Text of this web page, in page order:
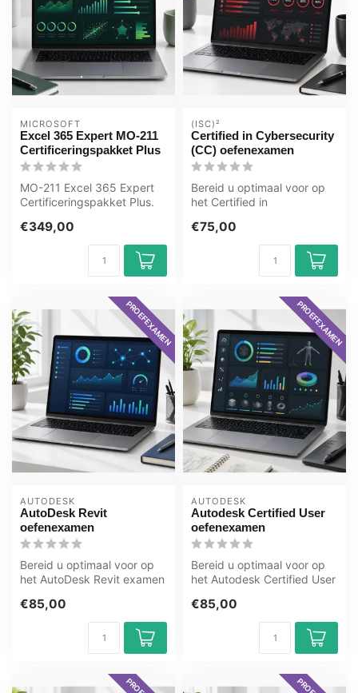
MICROSOFT
Excel 365 Expert MO-211
Certificeringspakket Plus
MO-211 Excel 365 Expert
Certificeringspakket Plus.
proef...
€349,00
(ISC)²
Certified in Cybersecurity
(CC) oefenexamen
Bereid u optimaal voor op
het Certified in
met het GMe...
€75,00
PROEFEXAMEN
AUTODESK
AutoDesk Revit
oefenexamen
Bereid u optimaal voor op
het AutoDesk Revit examen
oefenexamen ...
€85,00
PROEFEXAMEN
AUTODESK
Autodesk Certified User
oefenexamen
Bereid u optimaal voor op
het Autodesk Certified User
oef...
€85,00